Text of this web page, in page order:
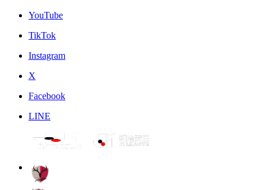
YouTube
TikTok
Instagram
X
Facebook
LINE